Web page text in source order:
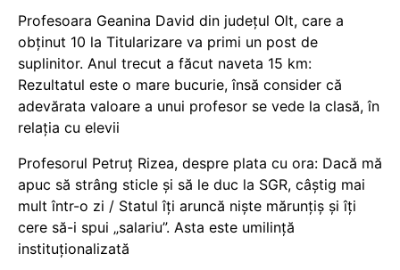
Profesoara Geanina David din județul Olt, care a
obținut 10 la Titularizare va primi un post de
suplinitor. Anul trecut a făcut naveta 15 km:
Rezultatul este o mare bucurie, însă consider că
adevărata valoare a unui profesor se vede la clasă, în
relația cu elevii
Profesorul Petruț Rizea, despre plata cu ora: Dacă mă
apuc să strâng sticle și să le duc la SGR, câștig mai
mult într-o zi / Statul îți aruncă niște mărunțiș și îți
cere să-i spui „salariu”. Asta este umilință
instituționalizată